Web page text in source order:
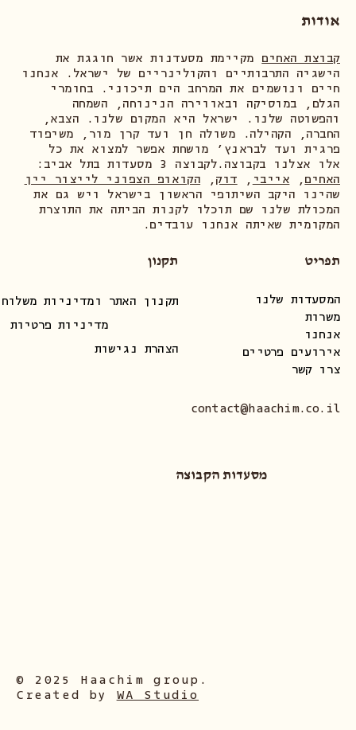
אודות
קבוצת האחים מקיימת מסעדנות אשר חוגגת את
הישגיה התרבותיים והקולינריים של ישראל. אנחנו
חיים ונושמים את המרחב הים תיכוני. בחומרי
הגלם, במוסיקה ובאווירה הנינוחה, השמחה
והפשוטה שלנו. ישראל היא המקום שלנו. הצבא,
החברה, הקהילה. משולה חן ועד קרן מור, משיפוד
פרגית ועד לבראנץ׳ מושחת אפשר למצוא את כל
אלו אצלנו בקבוצה.לקבוצה 3 מסעדות בתל אביב:
האחים, אייבי , דוק, הקואופ הצפוני לייצור יין
שהינו היקב השיתופי הראשון בישראל ויש גם את
המכולת שלנו שם תוכלו לקנות הביתה את התוצרת
המקומית שאיתה אנחנו עובדים.
תפריט
המסעדות שלנו
משרות
אנחנו
אירועים פרטיים
צרו קשר
תקנון
תקנון האתר ומדיניות
מדיניות פרטיות
הצהרת נגישות
contact@haachim.co.il
© 2025 Haachim group.
Created by WA Studio
מסעדות הקבוצה